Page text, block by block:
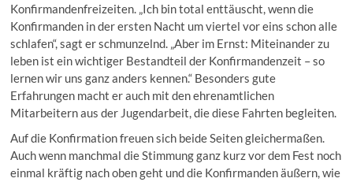
Konfirmandenfreizeiten. „Ich bin total enttäuscht, wenn die
Konfirmanden in der ersten Nacht um viertel vor eins schon alle
schlafen“, sagt er schmunzelnd. „Aber im Ernst: Miteinander zu
leben ist ein wichtiger Bestandteil der Konfirmandenzeit – so
lernen wir uns ganz anders kennen.“ Besonders gute
Erfahrungen macht er auch mit den ehrenamtlichen
Mitarbeitern aus der Jugendarbeit, die diese Fahrten begleiten.
Auf die Konfirmation freuen sich beide Seiten gleichermaßen.
Auch wenn manchmal die Stimmung ganz kurz vor dem Fest noch
einmal kräftig nach oben geht und die Konfirmanden äußern, wie